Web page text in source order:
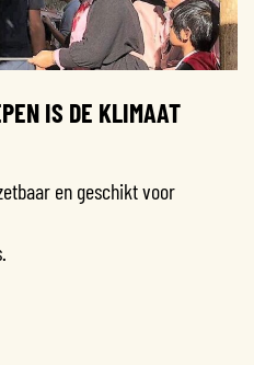
IS DE KLIMAAT
en geschikt voor